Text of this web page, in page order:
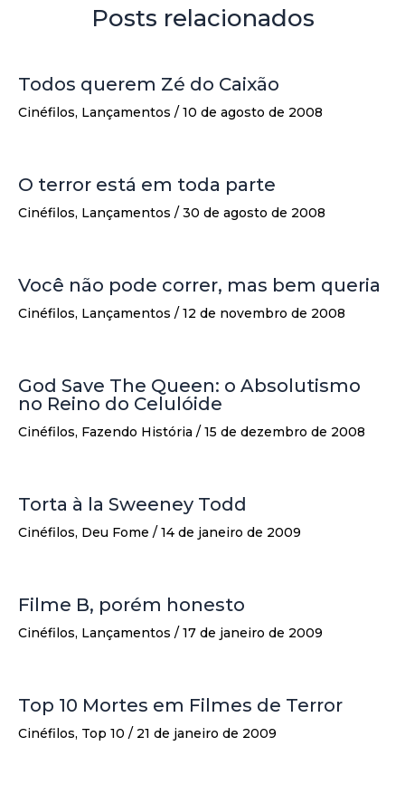
Posts relacionados
Todos querem Zé do Caixão
Cinéfilos, Lançamentos / 10 de agosto de 2008
O terror está em toda parte
Cinéfilos, Lançamentos / 30 de agosto de 2008
Você não pode correr, mas bem queria
Cinéfilos, Lançamentos / 12 de novembro de 2008
God Save The Queen: o Absolutismo
no Reino do Celulóide
Cinéfilos, Fazendo História / 15 de dezembro de 2008
Torta à la Sweeney Todd
Cinéfilos, Deu Fome / 14 de janeiro de 2009
Filme B, porém honesto
Cinéfilos, Lançamentos / 17 de janeiro de 2009
Top 10 Mortes em Filmes de Terror
Cinéfilos, Top 10 / 21 de janeiro de 2009